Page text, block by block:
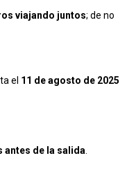
viajando juntos; de no
el 11 de agosto de 2025
antes de la salida.